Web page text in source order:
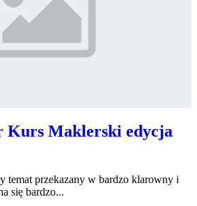
Maklerski edycja
temat przekazany w bardzo klarowny i
się bardzo...